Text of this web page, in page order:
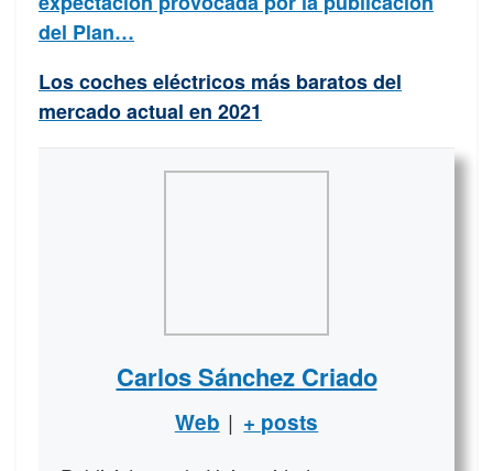
del Plan…
Los coches eléctricos más baratos del
mercado actual en 2021
Carlos Sánchez Criado
Web | + posts